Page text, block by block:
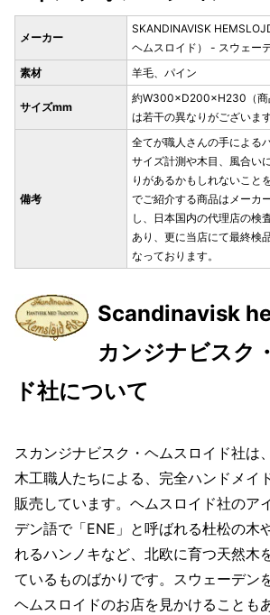
メーカー
SKANDINAVISK
ヘムスロイド） - スウェー
素材
羊毛、パイン
サイズmm
約W300×D200×H230（商
は若干の異なりがございます
備考
全てが職人さんの手による
サイズ計測や木目、風合い
りがあるかもしれないこと
でご紹介する商品はメーカ
し、日本国内の代理店の検
あり、更に当店にて最終検
なっております。
Scandinavisk
カンジナビスク
ド社について
スカンジナビスク・ヘムスロイド社は
木工職人たちによる、完全ハンドメイ
販売しています。ヘムスロイド社のア
デン語で「ENE」と呼ばれる杜松の木
れるハンノキなど、北欧に育つ天然木
ているものばかりです。スウェーデン
ヘムスロイドのお店を見かけることも